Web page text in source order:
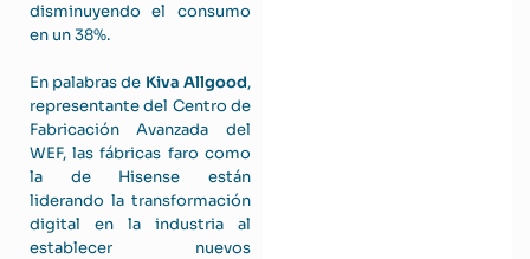
disminuyendo el consumo
en un 38%.
En palabras de Kiva Allgood,
representante del Centro de
Fabricación Avanzada del
WEF, las fábricas faro como
la de Hisense están
liderando la transformación
digital en la industria al
establecer nuevos